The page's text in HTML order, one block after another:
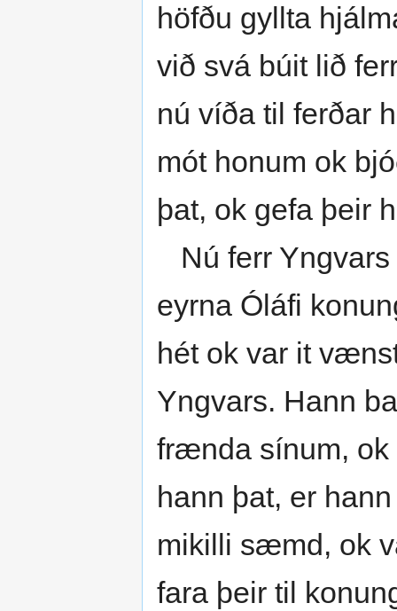
höfðu gyllta
við svá búit lið
nú víða til ferðar
mót honum ok
þat, ok gefa þeir
Nú ferr
eyrna Óláfi
hét ok var it
Yngvars. Hann
frænda sínum, ok
hann þat, er
mikilli sæmd, ok
fara þeir til